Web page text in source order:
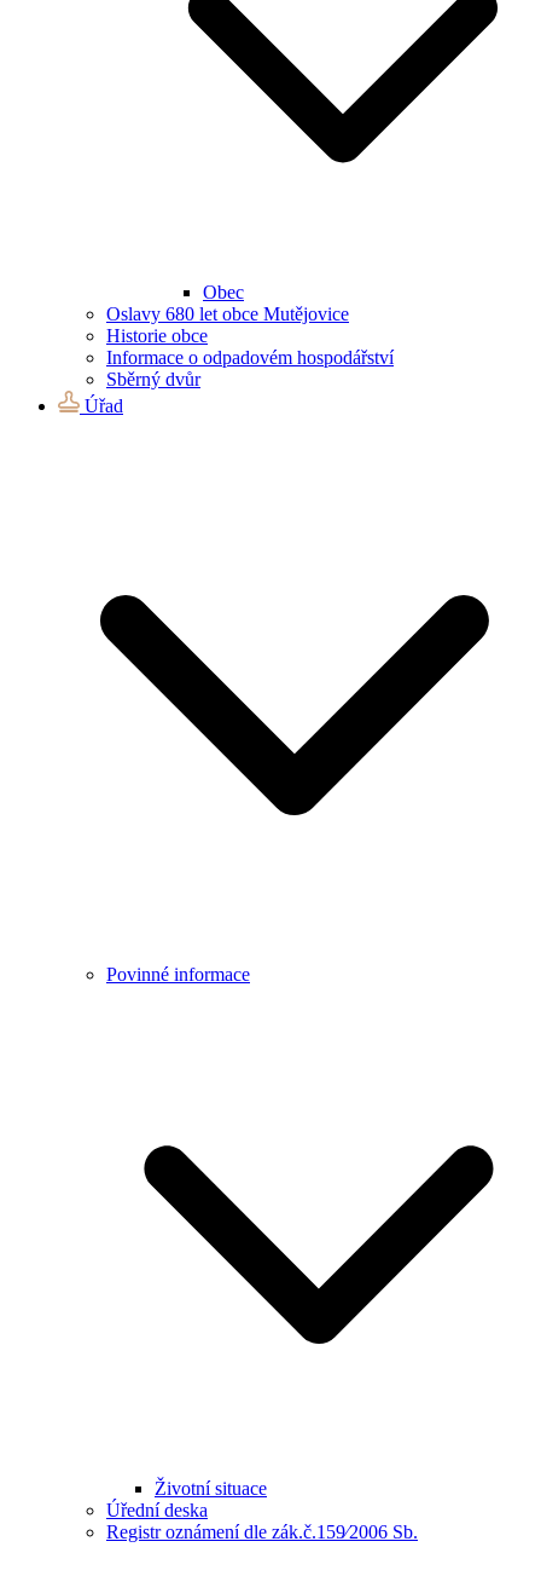
Obec
Oslavy 680 let obce Mutějovice
Historie obce
Informace o odpadovém hospodářství
Sběrný dvůr
Úřad
Povinné informace
Životní situace
Úřední deska
Registr oznámení dle zák.č.159⁄2006 Sb.